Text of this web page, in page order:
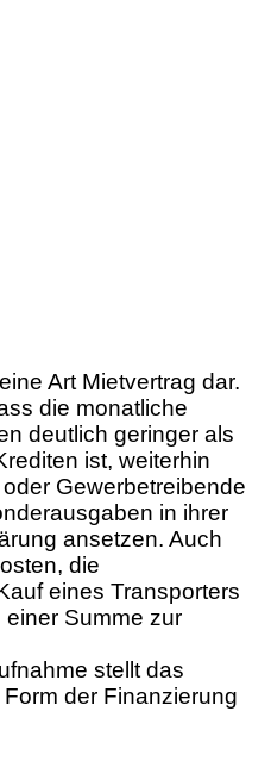
Art Mietvertrag dar.
die monatliche
deutlich geringer als
ist, weiterhin
Gewerbetreibende
in ihrer
ansetzen. Auch
die
eines Transporters
Summe zur
stellt das
der Finanzierung